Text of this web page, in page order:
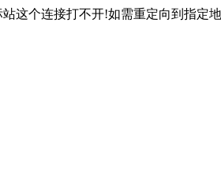
这个连接打不开!如需重定向到指定